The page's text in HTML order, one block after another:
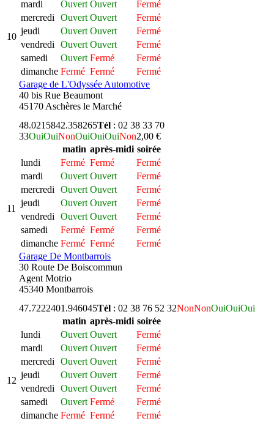
10
mardi
Ouvert Ouvert
Fermé
mercredi
Ouvert Ouvert
Fermé
jeudi
Ouvert Ouvert
Fermé
vendredi
Ouvert Ouvert
Fermé
samedi
Ouvert Fermé
Fermé
dimanche Fermé Fermé
Fermé
Garage de L'Odyssée Automotive
40 bis Rue Beaumont
45170 Aschères le Marché
11
48.0215842.358265Tél : 02 38 33 70
33OuiOuiNonOuiOuiOuiNon2,00 €
matin après-midi soirée
lundi
Fermé Fermé
Fermé
mardi
Ouvert Ouvert
Fermé
mercredi
Ouvert Ouvert
Fermé
jeudi
Ouvert Ouvert
Fermé
vendredi
Ouvert Ouvert
Fermé
samedi
Fermé Fermé
Fermé
dimanche Fermé Fermé
Fermé
Garage De Montbarrois
30 Route De Boiscommun
Agent Motrio
45340 Montbarrois
12
47.7222401.946045Tél : 02 38 76 52 32NonNonOuiOuiOui
matin après-midi soirée
lundi
Ouvert Ouvert
Fermé
mardi
Ouvert Ouvert
Fermé
mercredi
Ouvert Ouvert
Fermé
jeudi
Ouvert Ouvert
Fermé
vendredi
Ouvert Ouvert
Fermé
samedi
Ouvert Fermé
Fermé
dimanche Fermé Fermé Fermé